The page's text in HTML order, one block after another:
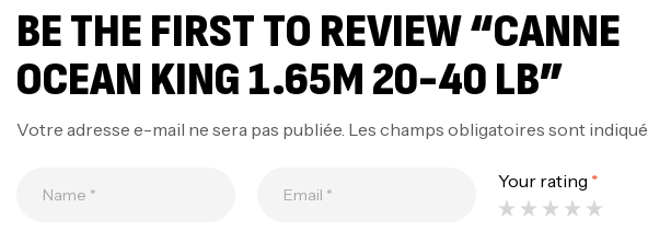
BE THE FIRST TO REVIEW “CANNE
OCEAN KING 1.65M 20-40 LB”
Votre adresse e-mail ne sera pas publiée. Les champs obligatoires sont
Your rating *